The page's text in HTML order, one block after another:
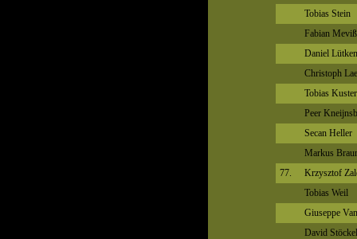
Tobias Stein
Fabian
Daniel
Christoph
Tobias Kuster
Peer
Secan Heller
Markus
77.
Krzysztof
Tobias Weil
Giuseppe
David Stöckel